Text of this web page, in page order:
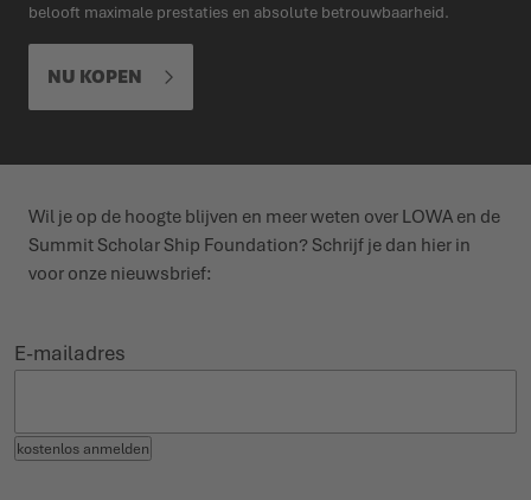
belooft maximale prestaties en absolute betrouwbaarheid.
NU KOPEN
Wil je op de hoogte blijven en meer weten over LOWA en de
Summit Scholar Ship Foundation? Schrijf je dan hier in
voor onze nieuwsbrief:
E-mailadres
kostenlos anmelden